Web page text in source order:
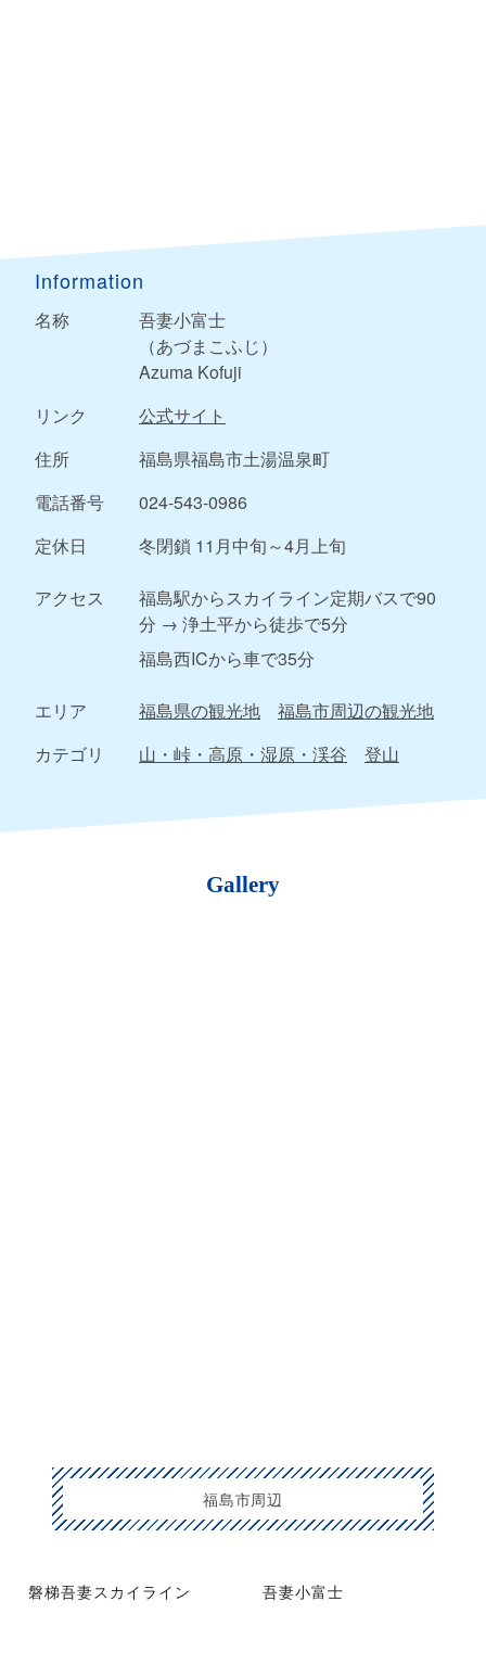
Information
名称
吾妻小富士
（あづまこふじ）
Azuma Kofuji
リンク
公式サイト
住所
福島県福島市土湯温泉町
電話番号
024-543-0986
定休日
冬閉鎖 11月中旬～4月上旬
アクセス
福島駅からスカイライン定期バスで90
分 → 浄土平から徒歩で5分
福島西ICから車で35分
エリア 福島県の観光地
福島市周辺の観光地
カテゴリ
山・峠・高原・湿原・渓谷 登山
Gallery
福島市周辺
磐梯吾妻スカイライン 吾妻小富士